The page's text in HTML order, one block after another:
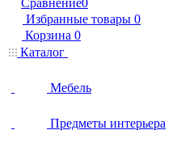
Сравнение0
Избранные товары 0
Корзина 0
Каталог
Мебель
Предметы интерьера